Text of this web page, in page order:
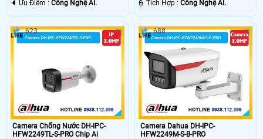
️🔈 Ưu Điểm : Công Nghệ AI. ️👮 Tích Hợp :Công Nghệ AI.
Camera Chống Nước DH-IPC-
HFW2249TL-S-PRO Chip Ai
623
Camera Dahua DH-IPC-
HFW2249M-S-B-PRO
688